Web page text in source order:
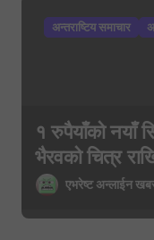
अन्तराष्टिय समाचार
१ रुपैयाँको नयाँ
भैरवको चित्र
एभरेष्ट अन्लाईन